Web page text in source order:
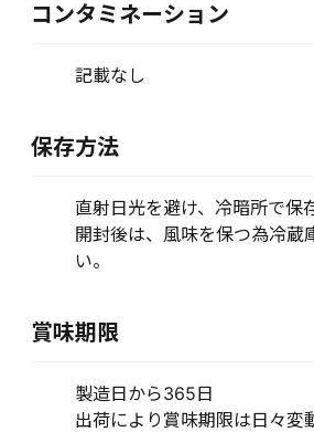
コンタミネーション
記載なし
保存方法
直射日光を避け、冷暗所で保
開封後は、風味を保つ為冷蔵
い。
賞味期限
製造日から365日
出荷により賞味期限は日々変